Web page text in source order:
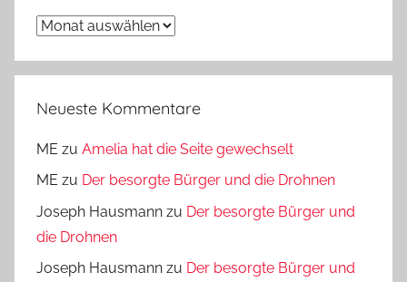
Archiv
Neueste Kommentare
ME zu Amelia hat die Seite gewechselt
ME zu Der besorgte Bürger und die Drohnen
Joseph Hausmann zu Der besorgte Bürger und
die Drohnen
Joseph Hausmann zu Der besorgte Bürger und